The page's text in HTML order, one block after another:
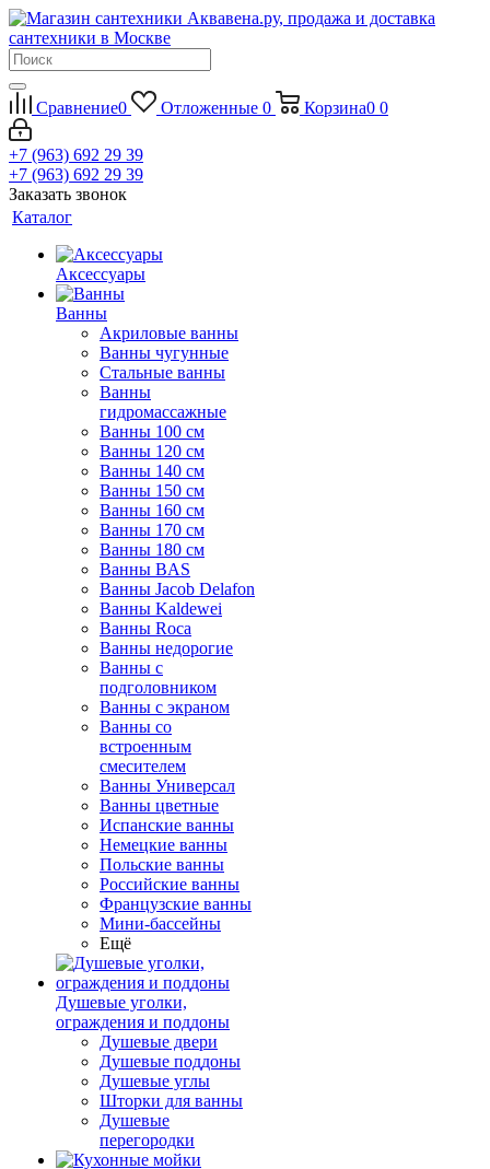
Сравнение0 Отложенные 0 Корзина0 0
+7 (963) 692 29 39
+7 (963) 692 29 39
Заказать звонок
Каталог
Аксессуары
Ванны
Акриловые ванны
Ванны чугунные
Стальные ванны
Ванны
гидромассажные
Ванны 100 см
Ванны 120 см
Ванны 140 см
Ванны 150 см
Ванны 160 см
Ванны 170 см
Ванны 180 см
Ванны BAS
Ванны Jacob Delafon
Ванны Kaldewei
Ванны Roca
Ванны недорогие
Ванны с
подголовником
Ванны с экраном
Ванны со
встроенным
смесителем
Ванны Универсал
Ванны цветные
Испанские ванны
Немецкие ванны
Польские ванны
Российские ванны
Французские ванны
Мини-бассейны
Ещё
Душевые уголки,
ограждения и поддоны
Душевые двери
Душевые поддоны
Душевые углы
Шторки для ванны
Душевые
перегородки